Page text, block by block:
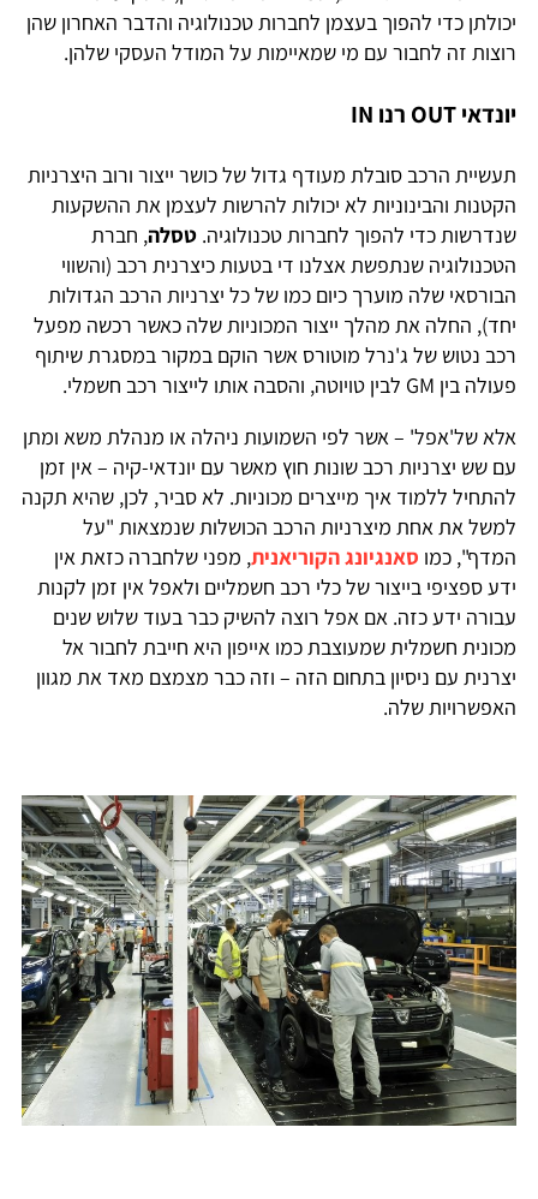
יכולתן כדי להפוך בעצמן לחברות טכנולוגיה והדבר האחרון שהן
רוצות זה לחבור עם מי שמאיימות על המודל העסקי שלהן.
יונדאי OUT רנו IN
תעשיית הרכב סובלת מעודף גדול של כושר ייצור ורוב היצרניות
הקטנות והבינוניות לא יכולות להרשות לעצמן את ההשקעות
שנדרשות כדי להפוך לחברות טכנולוגיה. טסלה, חברת
הטכנולוגיה שנתפשת אצלנו די בטעות כיצרנית רכב (והשווי
הבורסאי שלה מוערך כיום כמו של כל יצרניות הרכב הגדולות
יחד), החלה את מהלך ייצור המכוניות שלה כאשר רכשה מפעל
רכב נטוש של ג'נרל מוטורס אשר הוקם במקור במסגרת שיתוף
פעולה בין GM לבין טויוטה, והסבה אותו לייצור רכב חשמלי.
אלא של'אפל' – אשר לפי השמועות ניהלה או מנהלת משא ומתן
עם שש יצרניות רכב שונות חוץ מאשר עם יונדאי-קיה – אין זמן
להתחיל ללמוד איך מייצרים מכוניות. לא סביר, לכן, שהיא תקנה
למשל את אחת מיצרניות הרכב הכושלות שנמצאות "על
המדף", כמו סאנגיונג הקוריאנית, מפני שלחברה כזאת אין
ידע ספציפי בייצור של כלי רכב חשמליים ולאפל אין זמן לקנות
עבורה ידע כזה. אם אפל רוצה להשיק כבר בעוד שלוש שנים
מכונית חשמלית שמעוצבת כמו אייפון היא חייבת לחבור אל
יצרנית עם ניסיון בתחום הזה – וזה כבר מצמצם מאד את מגוון
האפשרויות שלה.